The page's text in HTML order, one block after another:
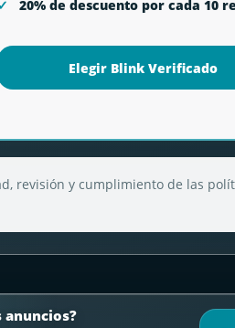
20% de descuento por cada 10
Elegir Blink Verificado
revisión y cumplimiento de las